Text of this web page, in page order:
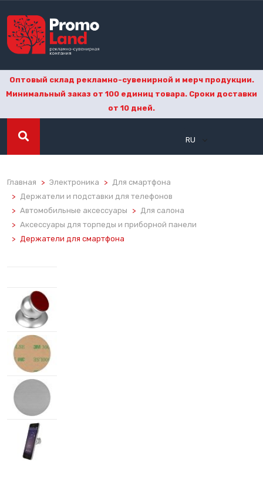
Оптовый склад рекламно-сувенирной и мерч продукции.
Минимальный заказ от 100 единиц товара. Сроки доставки
от 10 дней.
RU
Главная Электроника
Для смартфона
Держатели и подставки для телефонов
Автомобильные аксессуары
Для салона
Аксессуары для торпеды и приборной панели
Держатели для смартфона